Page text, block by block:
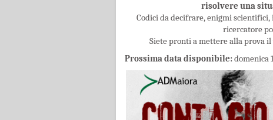
risolvere una
Codici da decifrare, enigmi
ricercatore
Siete pronti a mettere alla prova il
Prossima data disponibile:domenica